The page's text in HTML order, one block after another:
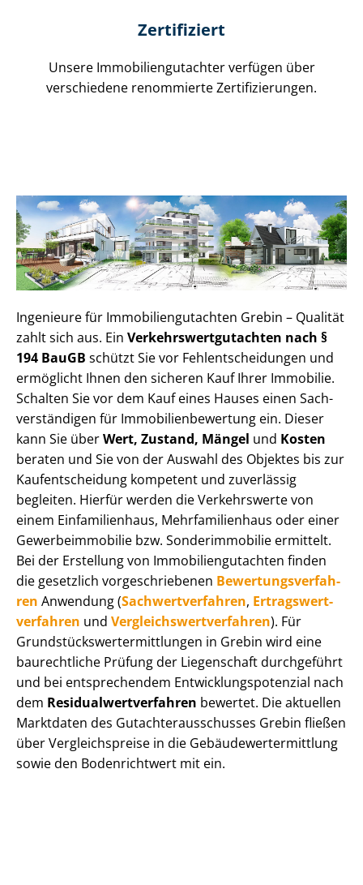
Zertifiziert
Unsere Immobilien­gutachter verfügen über
verschiedene renommierte Zer­ti­fi­zie­run­gen.
Ingenieure für Im­mo­bi­li­en­gut­ach­ten Grebin – Qualität
zahlt sich aus. Ein Ver­kehrs­wert­gut­ach­ten nach §
194 BauGB schützt Sie vor Fehl­ent­schei­dun­gen und
ermöglicht Ihnen den sicheren Kauf Ihrer Immobilie.
Schalten Sie vor dem Kauf eines Hauses einen Sach­
ver­stän­di­gen für Im­mo­bi­li­en­be­wer­tung ein. Dieser
kann Sie überWert, Zustand, Mängel und Kosten
beraten und Sie von der Auswahl des Objektes bis zur
Kauf­ent­schei­dung kompetent und zuverlässig
begleiten. Hierfür werden die Verkehrswerte von
einem Einfamilienhaus, Mehr­fa­mi­li­en­haus oder einer
Ge­wer­be­im­mo­bi­lie bzw. Sonderimmobilie ermittelt.
Bei der Erstellung von Im­mo­bi­li­en­gut­ach­ten finden
die gesetzlich vor­ge­schrie­be­nen Be­wer­tungs­ver­fah­
ren Anwendung (Sach­wert­ver­fah­ren, Er­trags­wert­
ver­fah­ren und Ver­gleichs­wert­ver­fah­ren). Für
Grund­stücks­wert­ermitt­lun­gen in Grebin wird eine
baurechtliche Prüfung der Liegenschaft durchgeführt
und bei entsprechendem Ent­wick­lungs­po­ten­zi­al nach
dem Re­si­du­al­wert­ver­fah­ren bewertet. Die aktuellen
Marktdaten des Gut­ach­ter­aus­schus­ses Grebin fließen
über Ver­gleichs­prei­se in die Ge­bäu­de­wert­ermitt­lung
sowie den Bodenrichtwert mit ein.